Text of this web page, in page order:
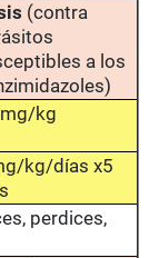
(contra
a los
kg
kg/días x5
perdices,